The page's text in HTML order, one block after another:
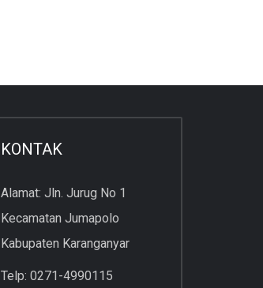
KONTAK
Alamat: Jln. Jurug No 1
Kecamatan Jumapolo
Kabupaten Karanganyar
Telp: 0271-4990115